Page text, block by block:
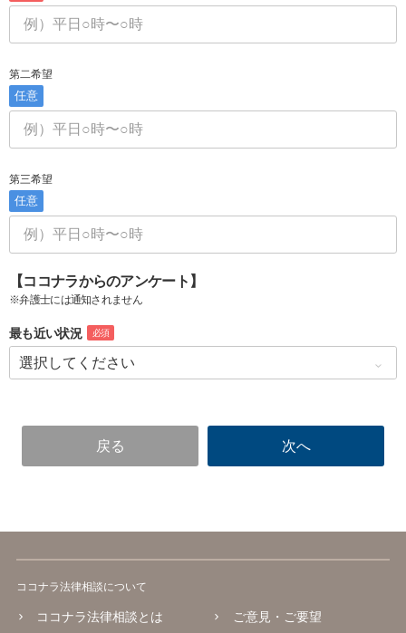
第二希望
任意
第三希望
任意
【ココナラからのアンケート】
※弁護士には通知されません
最も近い状況 必須
ココナラ法律相談について
ココナラ法律相談とは
ご意見・ご要望